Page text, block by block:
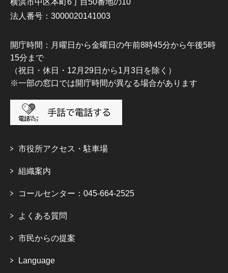
横浜市中区本町6丁目50番地の10
法人番号：3000020141003
開庁時間：月曜日から金曜日の午前8時45分から午後5時
15分まで
（祝日・休日・12月29日から1月3日を除く）
※一部の窓口では開庁時間が異なる場合があります
市役所アクセス・駐車場
組織案内
コールセンター：045-664-2525
よくある質問
市民からの提案
Language